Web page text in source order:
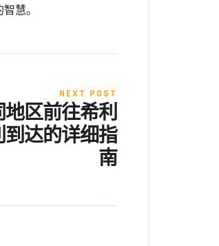
慧。
NEXT POST
区前往希利
达的详细指
南